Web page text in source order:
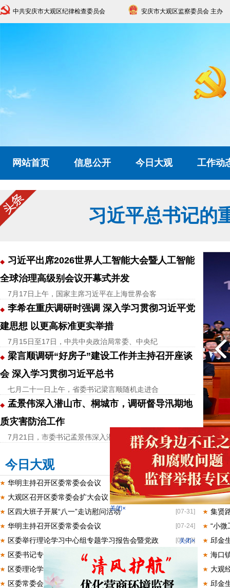
中共安庆市大观区纪律检查委员会 安庆市大观区监察委员会 主办
网站首页 信息公开 今日大观 工作动
关闭×
习近平总书记的
习近平出席2026世界人工智能大会暨人工智能
全球治理高级别会议开幕式并发
7月17日上午，国家主席习近平在上海世界会客
李希在重庆调研时强调 深入学习贯彻习近平党
建思想 以更高标准更实举措
7月15日至17日，中共中央政治局常委、中央纪
梁言顺调研“好房子”建设工作并主持召开座谈
会 深入学习贯彻习近平总书
七月二十一日上午，省委书记梁言顺随机走进合
孟景伟深入潜山市、桐城市，调研督导汛期地
质灾害防治工作
7月21日，市委书记孟景伟深入潜山市、桐城市
中央纪委五次全会上发表重要讲话 西
更多>>
今日大观
[08-05]
华明主持召开区委常委会会议
[08-03]
大观区召开区委常委会扩大会议
[07-31]
区四大班子开展“八一”走访慰问活动
[07-24]
华明主持召开区委常委会会议
[07-22]
区委举行理论学习中心组专题学习报告会暨党政
区委书记专题会议听取巡察情况汇报
区委理论学习中心组举行学习会议
区委常委会会议召开
工
邱金
邱金
集贤
“小
邱金
海口
大观
邱金